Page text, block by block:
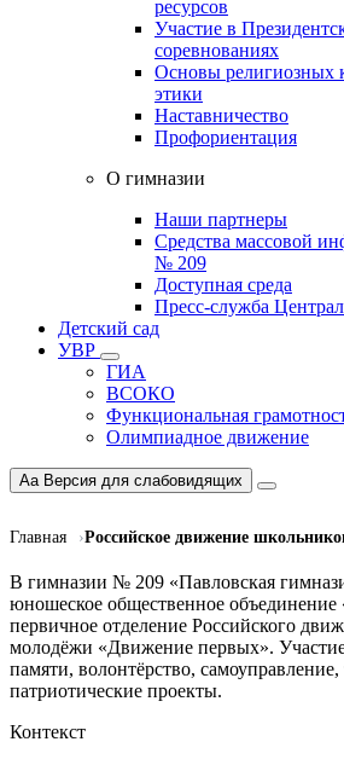
ресурсов
Участие в
соревнованиях
Основы религиозных
этики
Наставничество
Профориентация
О гимназии
Наши партнеры
Средства массовой
№ 209
Доступная среда
Пресс-служба
Детский сад
УВР
ГИА
ВСОКО
Функциональная
Олимпиадное движение
Aa Версия для слабовидящих
Главная Российское движение
В гимназии № 209 «Павловская
юношеское общественное
первичное отделение Российского
молодёжи «Движение первых».
памяти, волонтёрство, самоуправление,
патриотические проекты.
Контекст